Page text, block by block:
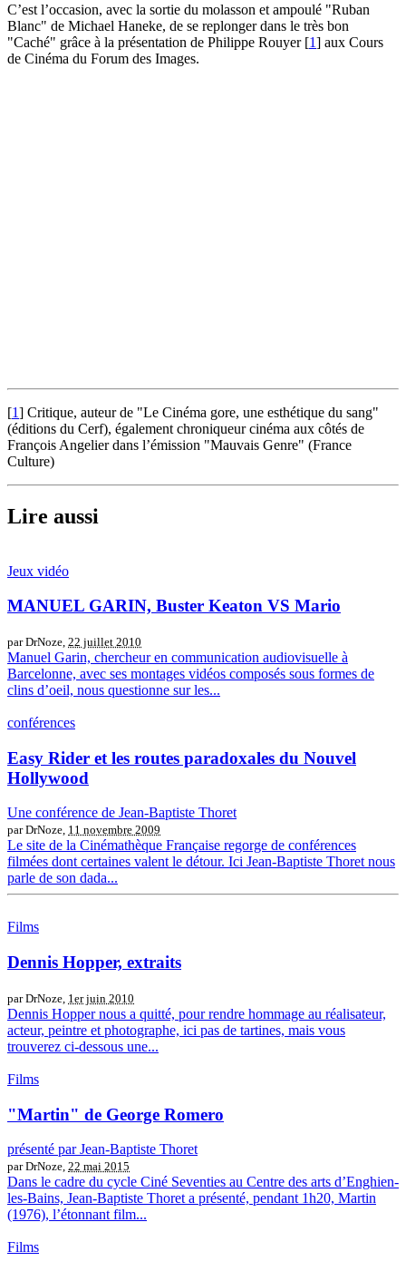
C’est l’occasion, avec la sortie du molasson et ampoulé "Ruban
Blanc" de Michael Haneke, de se replonger dans le très bon
"Caché" grâce à la présentation de Philippe Rouyer[1] aux Cours
de Cinéma du Forum des Images.
[1] Critique, auteur de "Le Cinéma gore, une esthétique du sang"
(éditions du Cerf), également chroniqueur cinéma aux côtés de
François Angelier dans l’émission "Mauvais Genre" (France
Culture)
Lire aussi
Jeux vidéo
MANUEL GARIN, Buster Keaton VS Mario
par DrNoze, 22 juillet 2010
Manuel Garin, chercheur en communication audiovisuelle à
Barcelonne, avec ses montages vidéos composés sous formes de
clins d’oeil, nous questionne sur les...
conférences
Easy Rider et les routes paradoxales du Nouvel
Hollywood
Une conférence de Jean-Baptiste Thoret
par DrNoze, 11 novembre 2009
Le site de la Cinémathèque Française regorge de conférences
filmées dont certaines valent le détour. Ici Jean-Baptiste Thoret nous
parle de son dada...
Films
Dennis Hopper, extraits
par DrNoze, 1er juin 2010
Dennis Hopper nous a quitté, pour rendre hommage au réalisateur,
acteur, peintre et photographe, ici pas de tartines, mais vous
trouverez ci-dessous une...
Films
"Martin" de George Romero
présenté par Jean-Baptiste Thoret
par DrNoze, 22 mai 2015
Dans le cadre du cycle Ciné Seventies au Centre des arts d’Enghien-
les-Bains, Jean-Baptiste Thoret a présenté, pendant 1h20, Martin
(1976), l’étonnant film...
Films